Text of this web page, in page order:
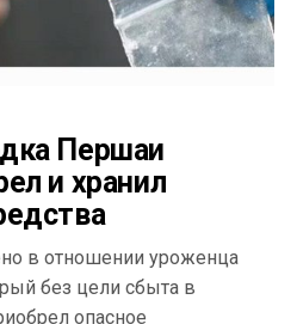
Першаи
и хранил
в отношении уроженца
без цели сбыта в
опасное